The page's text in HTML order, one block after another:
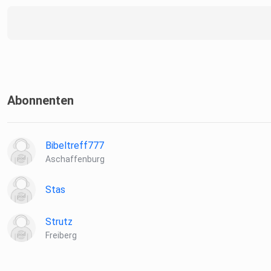
Abonnenten
Bibeltreff777
Aschaffenburg
Stas
Strutz
Freiberg